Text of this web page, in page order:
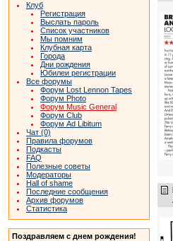
Клуб
Регистрация
Выслать пароль
Список участников
Мы помним
Клубная карта
Города
Дни рождения
Юбилеи регистрации
Все форумы
Форум Lost Lennon Tapes
Форум Photo
Форум Music General
Форум Club
Форум Ad Libitum
Чат (0)
Правила форумов
Подкасты
FAQ
Полезные советы
Модераторы
Hall of shame
Последние сообщения
Архив форумов
Статистика
Поздравляем с днем рождения!